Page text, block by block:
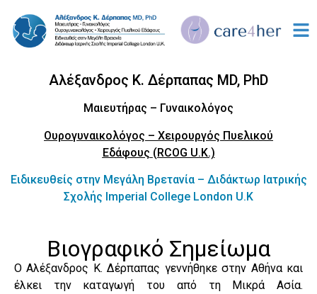
Αλέξανδρος Κ. Δέρπαπας MD, PhD
Μαιευτήρας – Γυναικολόγος
Ουρογυναικολόγος – Χειρουργός Πυελικού
Εδάφους (RCOG U.K.)
Ειδικευθείς στην Μεγάλη Βρετανία – Διδάκτωρ Ιατρικής
Σχολής Imperial College London U.K
Βιογραφικό Σημείωμα
Ο Αλέξανδρος Κ. Δέρπαπας γεννήθηκε στην Αθήνα και
έλκει την καταγωγή του από τη Μικρά Ασία.